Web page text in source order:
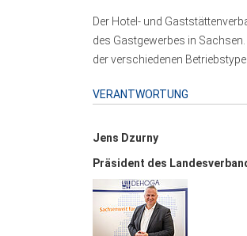
Der Hotel- und
des Gastgewerbes in
der verschiedenen
VERANTWORTUNG
Jens Dzurny
Präsident des